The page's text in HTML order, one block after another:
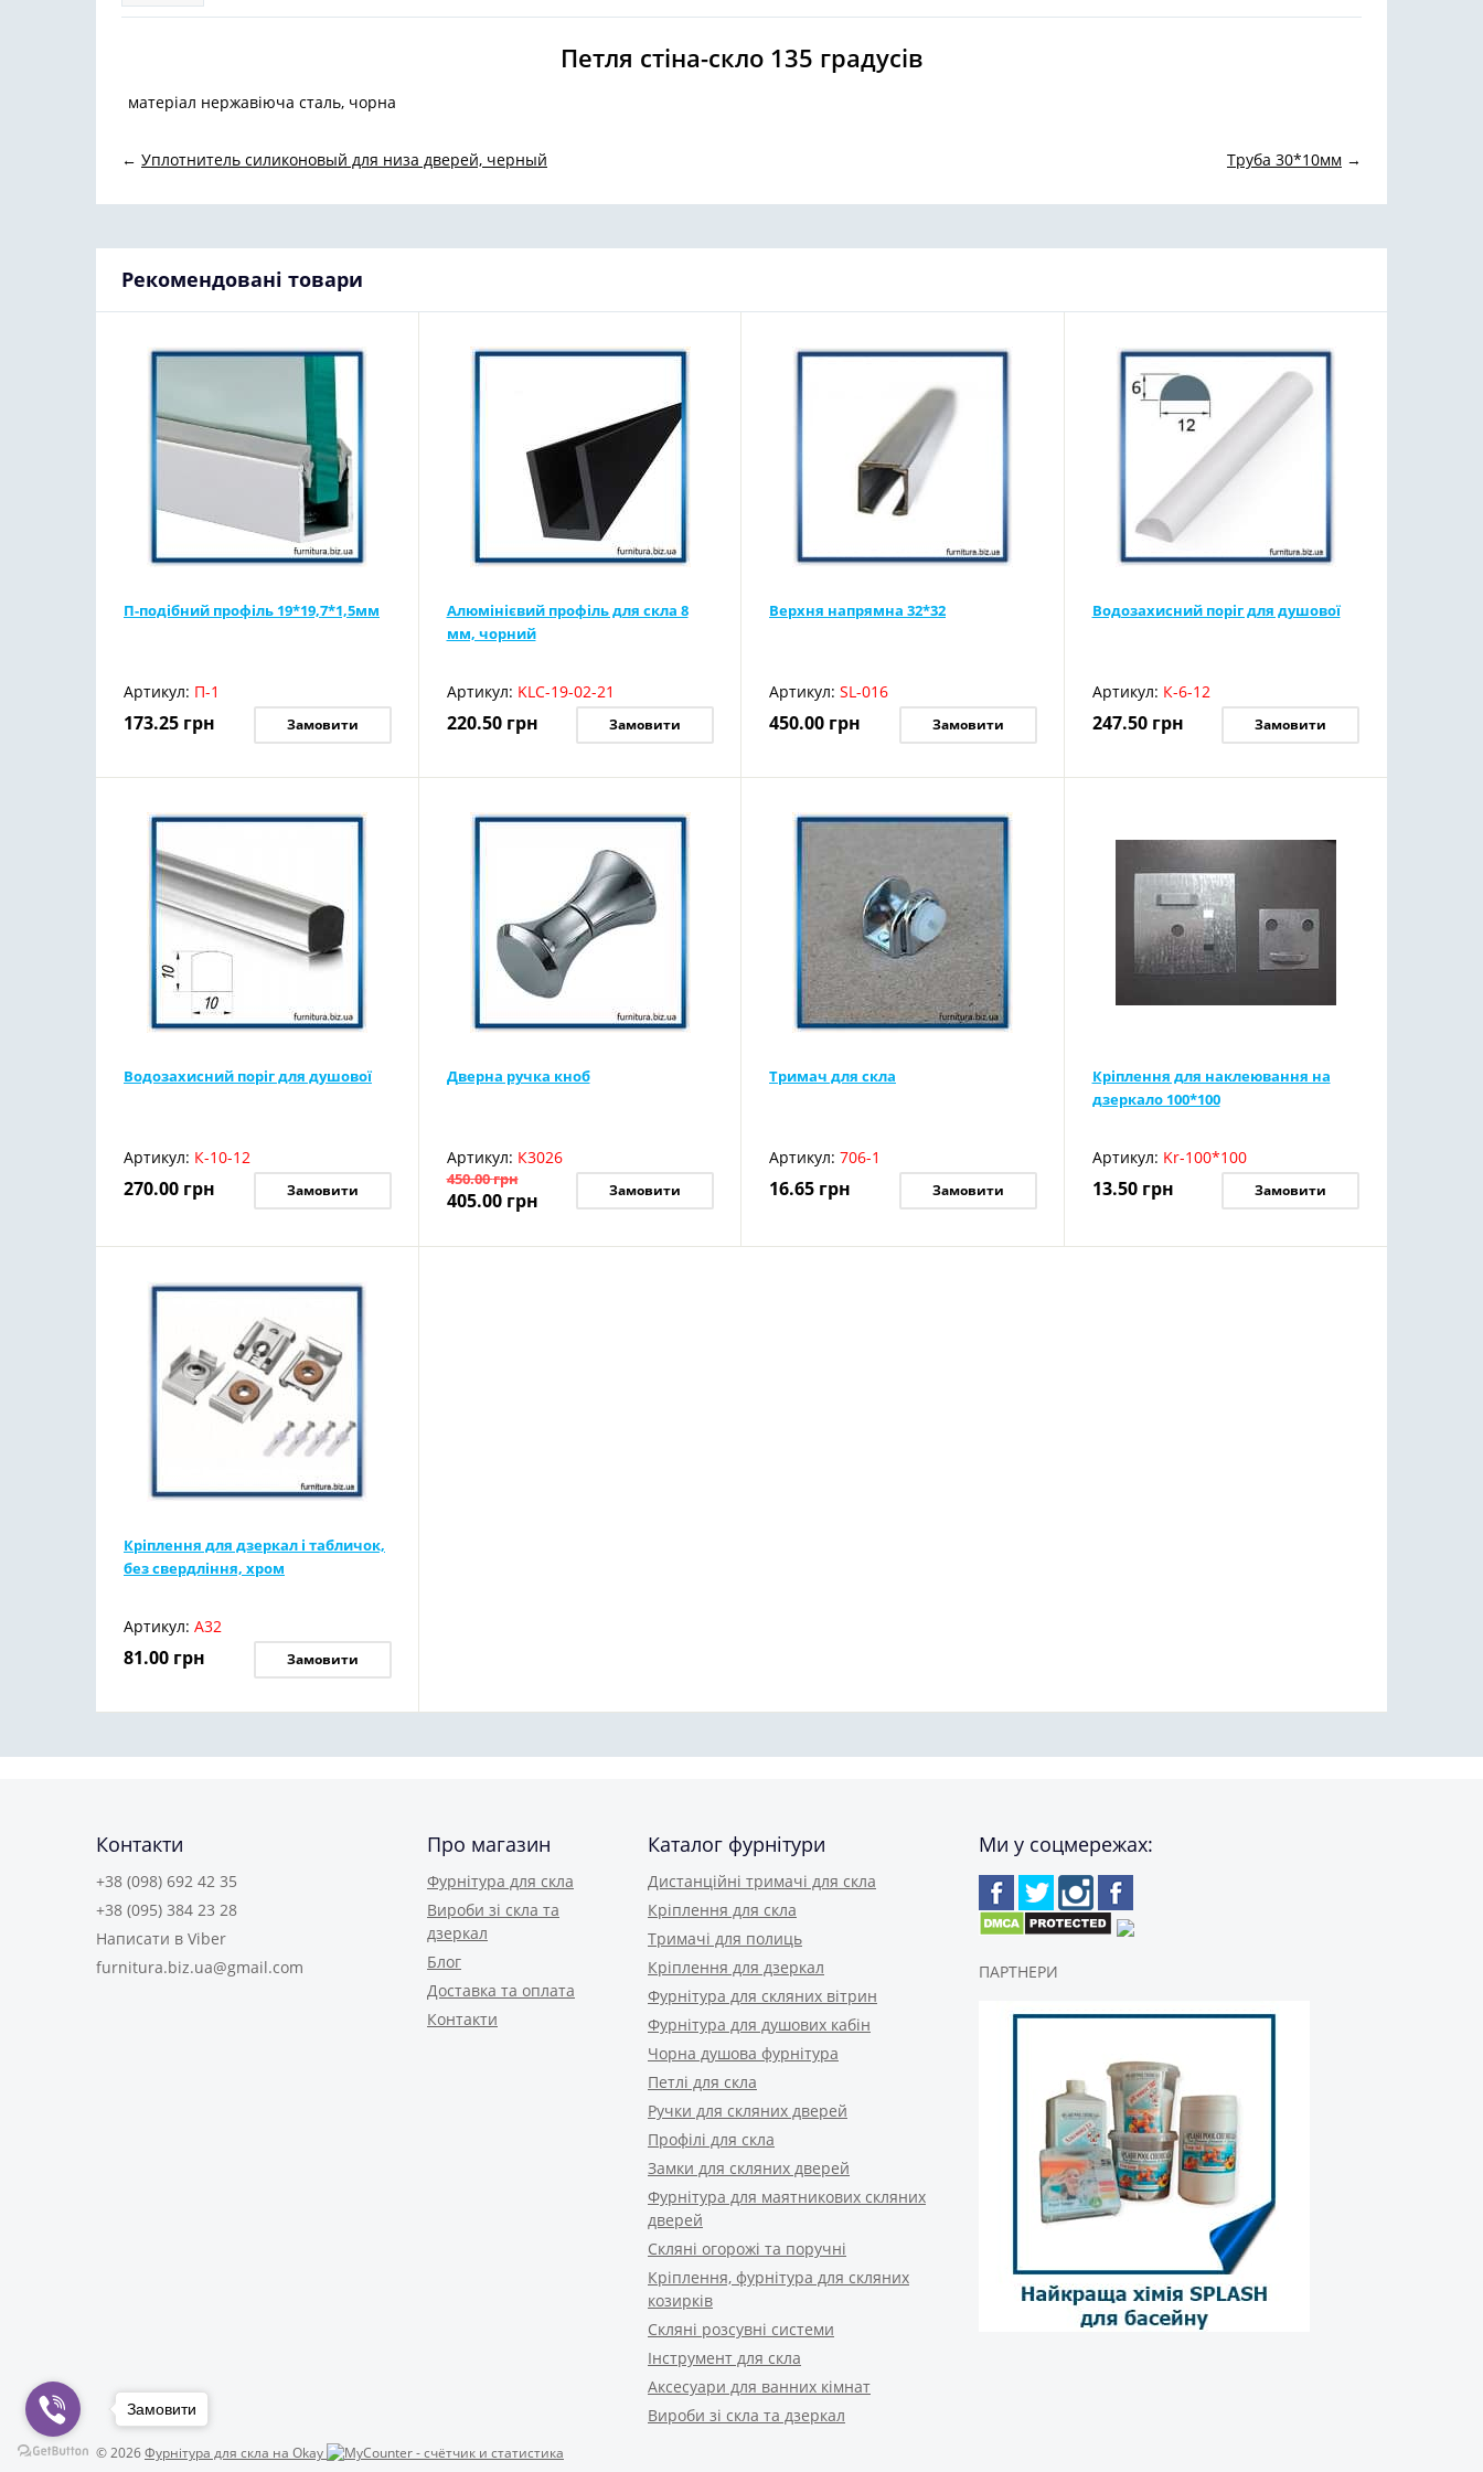
Петля стіна-скло 135 градусів
матеріал нержавіюча сталь, чорна
← Уплотнитель силиконовый для низа дверей, черный Труба 30*10мм →
Рекомендовані товари
П-подібний профіль 19*19,7*1,5мм
Артикул: П-1
173.25 грн Замовити
Алюмінієвий профіль для скла 8
мм, чорний
Артикул: KLC-19-02-21
220.50 грн Замовити
Верхня напрямна 32*32
Артикул: SL-016
450.00 грн Замовити
Водозахисний поріг для душової
Артикул: К-6-12
247.50 грн Замовити
Водозахисний поріг для душової
Артикул: К-10-12
270.00 грн Замовити
Дверна ручка кноб
Артикул: К3026
450.00грн
405.00 грн Замовити
Тримач для скла
Артикул: 706-1
16.65 грн Замовити
Кріплення для наклеювання на
дзеркало 100*100
Артикул: Kr-100*100
13.50 грн Замовити
Кріплення для дзеркал і табличок,
без свердління, хром
Артикул: А32
81.00 грн Замовити
Контакти
+38 (098) 692 42 35
+38 (095) 384 23 28
Написати в Viber
furnitura.biz.ua@gmail.com
Про магазин
Фурнітура для скла
Вироби зі скла та
дзеркал
Блог
Доставка та оплата
Контакти
Каталог фурнітури
Дистанційні тримачі для скла
Кріплення для скла
Тримачі для полиць
Кріплення для дзеркал
Фурнітура для скляних вітрин
Фурнітура для душових кабін
Чорна душова фурнітура
Петлі для скла
Ручки для скляних дверей
Профілі для скла
Замки для скляних дверей
Фурнітура для маятникових скляних
дверей
Скляні огорожі та поручні
Кріплення, фурнітура для скляних
козирків
Скляні розсувні системи
Інструмент для скла
Аксесуари для ванних кімнат
Вироби зі скла та дзеркал
Ми у соцмережах:
ПАРТНЕРИ
© 2026Фурнітура для скла на Okay
Замовити